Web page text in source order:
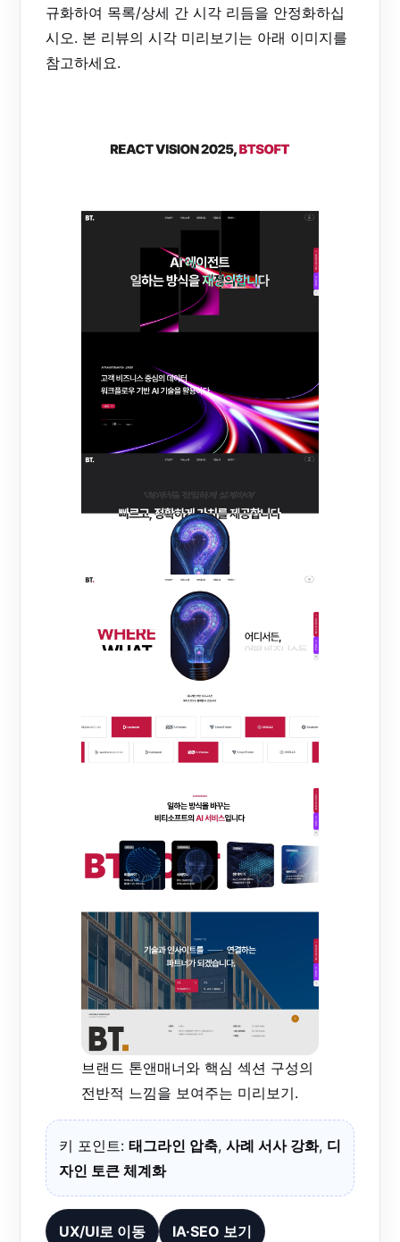
규화하여 목록/상세 간 시각 리듬을 안정화하십
시오. 본 리뷰의 시각 미리보기는 아래 이미지를
참고하세요.
브랜드 톤앤매너와 핵심 섹션 구성의
전반적 느낌을 보여주는 미리보기.
키 포인트: 태그라인 압축, 사례 서사 강화, 디
자인 토큰 체계화
UX/UI로 이동 IA·SEO 보기